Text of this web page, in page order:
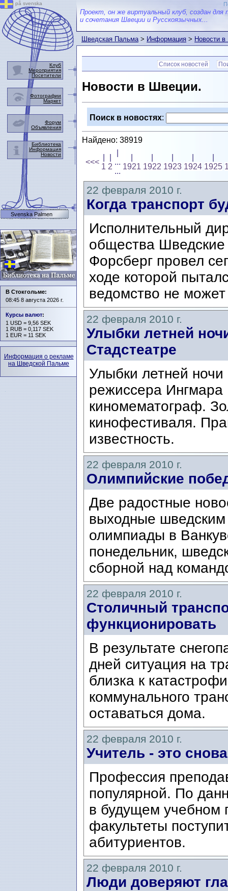
Проект, он же виртуальный клуб, создан для
и сочетания Швеции и Русскоязычных...
Шведская Пальма>Информация>Новости
Список новостей
Новости в Швеции.
Поиск в новостях:
Найдено: 38919
<<<
1 2
...
...
1921 1922 1923 1924 1925
22 февраля 2010 г.
Когда транспорт
Исполнительный
общества
Форсберг провел
ходе которой
ведомство не
22 февраля 2010 г.
Улыбки летней
Стадстеатре
Улыбки летней
режиссера
киномематограф.
кинофестиваля.
известность.
22 февраля 2010 г.
Олимпийские
Две радостные
выходные
олимпиады в
понедельник,
сборной над
22 февраля 2010 г.
Столичный
функционировать
В результате
дней ситуация на
близка к
коммунального
оставаться дома.
22 февраля 2010 г.
Учитель - это
Профессия
популярной. По
в будущем учебном
факультеты
абитуриентов.
22 февраля 2010 г.
Люди доверяют
på svenska
Клуб
Мероприятия
Посетители
Фотографии
Маркет
Форум
Объявления
Библиотека
Информация
Новости
Svenska Palmen
В Стокгольме:
08:45 8 августа 2026 г.
Курсы валют:
1 USD = 9,56 SEK
1 RUB = 0,117 SEK
1 EUR = 11 SEK
Информация о рекламе
на Шведской Пальме